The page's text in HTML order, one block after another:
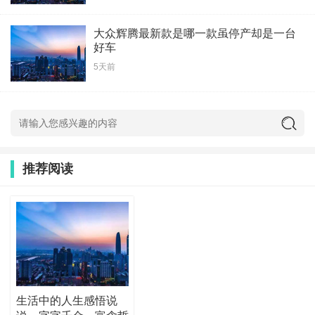
大众辉腾最新款是哪一款虽停产却是一台
好车
5天前
推荐阅读
生活中的人生感悟说